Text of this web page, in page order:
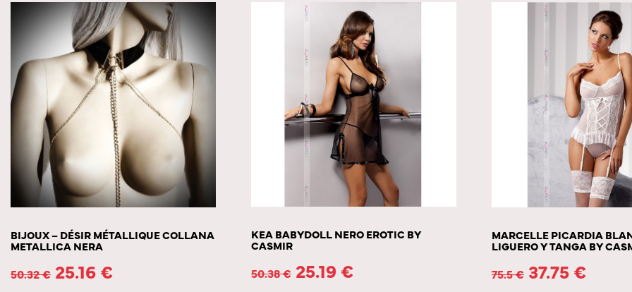
BIJOUX – DÉSIR MÉTALLIQUE COLLANA
METALLICA NERA
50.32€ 25.16 €
KEA BABYDOLL NERO EROTIC BY
CASMIR
50.38€ 25.19 €
MARCELLE PICARDIA
LIGUERO Y TANGA BY
75.5€ 37.75 €